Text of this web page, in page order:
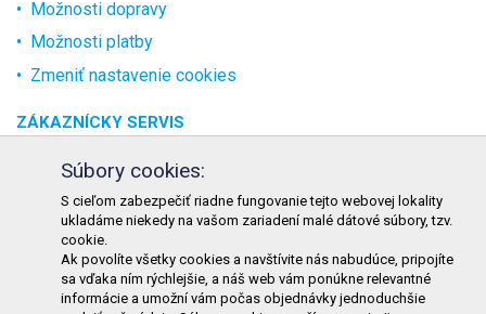
Možnosti dopravy
Možnosti platby
Zmeniť nastavenie cookies
ZÁKAZNÍCKY SERVIS
O spoločnosti
Kontakt
Odstúpenie od zmluvy online
KONTAKT
Súbory cookies:
S cieľom zabezpečiť riadne fungovanie tejto webovej lokality
ukladáme niekedy na vašom zariadení malé dátové súbory, tzv.
cookie.
Ak povolíte všetky cookies a navštívite nás nabudúce, pripojíte
sa vďaka ním rýchlejšie, a náš web vám ponúkne relevantné
informácie a umožní vám počas objednávky jednoduchšie